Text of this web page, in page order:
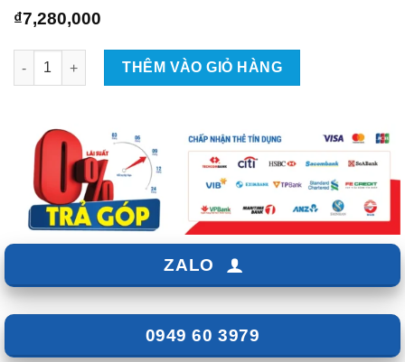
₫7,280,000
Độ Combo Âm Thanh Cho Xe KIA K3 số lượng
THÊM VÀO GIỎ HÀNG
ZALO
0949 60 3979